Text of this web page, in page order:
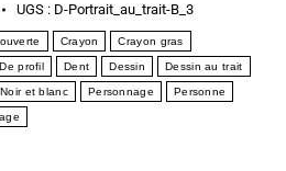
UGS : D-Portrait_au_trait-B_3
Crayon Crayon gras
De profil Dent Dessin Dessin au trait
Noir et blanc Personnage Personne